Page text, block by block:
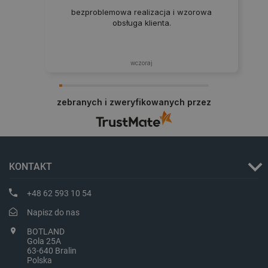
bezproblemowa realizacja i wzorowa
obsługa klienta.
wczoraj
zebranych i zweryfikowanych przez
KONTAKT
+48 62 593 10 54
Napisz do nas
BOTLAND
Gola 25A
63-640 Bralin
Polska